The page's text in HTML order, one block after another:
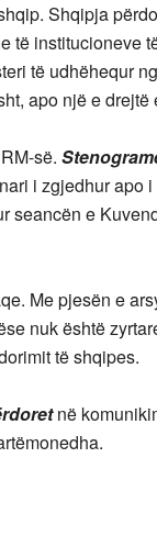
Shqipja
të institucioneve
të udhëhequr
apo një e
së.
i zgjedhur apo
seancën e
Me pjesën e
nuk është
të shqipes.
në